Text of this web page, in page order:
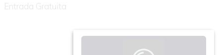
Entrada Gratuita